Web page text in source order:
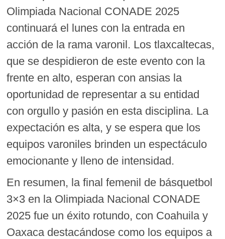
Olimpiada Nacional CONADE 2025
continuará el lunes con la entrada en
acción de la rama varonil. Los tlaxcaltecas,
que se despidieron de este evento con la
frente en alto, esperan con ansias la
oportunidad de representar a su entidad
con orgullo y pasión en esta disciplina. La
expectación es alta, y se espera que los
equipos varoniles brinden un espectáculo
emocionante y lleno de intensidad.
En resumen, la final femenil de básquetbol
3×3 en la Olimpiada Nacional CONADE
2025 fue un éxito rotundo, con Coahuila y
Oaxaca destacándose como los equipos a